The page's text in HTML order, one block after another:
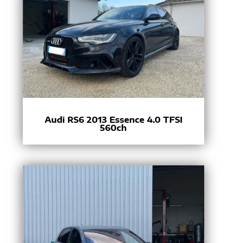
Audi RS6 2013 Essence 4.0 TFSI
560ch